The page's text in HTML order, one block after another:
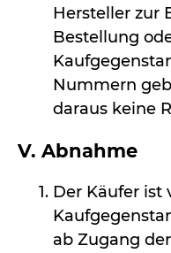
Hersteller zur
Bestellung
Nummern
daraus keine
V. Abnahme
Der Käufer ist
ab Zugang